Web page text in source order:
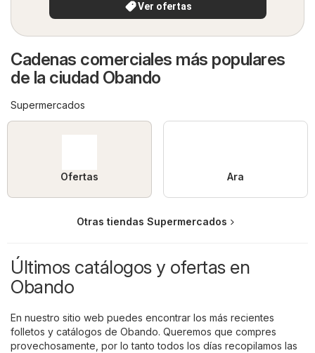
Ver ofertas
Cadenas comerciales más populares
de la ciudad Obando
Supermercados
Ofertas Ara
Otras tiendas Supermercados
Últimos catálogos y ofertas en
Obando
En nuestro sitio web puedes encontrar los más recientes
folletos y catálogos de Obando. Queremos que compres
provechosamente, por lo tanto todos los días recopilamos las